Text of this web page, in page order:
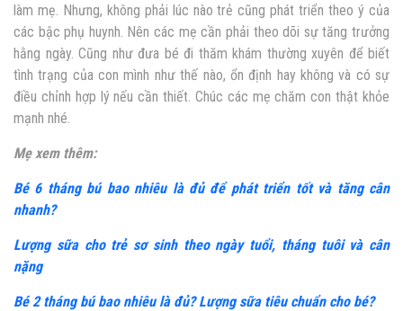
làm mẹ. Nhưng, không phải lúc nào trẻ cũng phát triển theo ý của
các bậc phụ huynh. Nên các mẹ cần phải theo dõi sự tăng trưởng
hằng ngày. Cũng như đưa bé đi thăm khám thường xuyên để biết
tình trạng của con mình như thế nào, ổn định hay không và có sự
điều chỉnh hợp lý nếu cần thiết. Chúc các mẹ chăm con thật khỏe
mạnh nhé.
Mẹ xem thêm:
Bé 6 tháng bú bao nhiêu là đủ để phát triển tốt và tăng cân
nhanh?
Lượng sữa cho trẻ sơ sinh theo ngày tuổi, tháng tuôi và cân
nặng
Bé 2 tháng bú bao nhiêu là đủ? Lượng sữa tiêu chuẩn cho bé?